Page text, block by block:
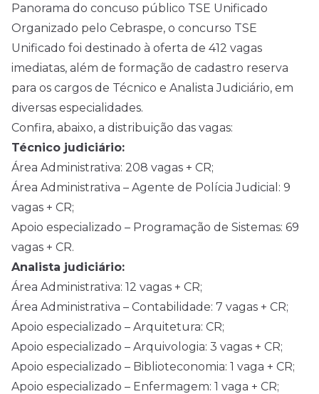
Panorama do concuso público TSE Unificado
Organizado pelo Cebraspe, o concurso TSE
Unificado foi destinado à oferta de 412 vagas
imediatas, além de formação de cadastro reserva
para os cargos de Técnico e Analista Judiciário, em
diversas especialidades.
Confira, abaixo, a distribuição das vagas:
Técnico judiciário:
Área Administrativa: 208 vagas + CR;
Área Administrativa – Agente de Polícia Judicial: 9
vagas + CR;
Apoio especializado – Programação de Sistemas: 69
vagas + CR.
Analista judiciário:
Área Administrativa: 12 vagas + CR;
Área Administrativa – Contabilidade: 7 vagas + CR;
Apoio especializado – Arquitetura: CR;
Apoio especializado – Arquivologia: 3 vagas + CR;
Apoio especializado – Biblioteconomia: 1 vaga + CR;
Apoio especializado – Enfermagem: 1 vaga + CR;